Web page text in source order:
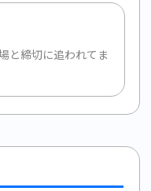
と締切に追われてま